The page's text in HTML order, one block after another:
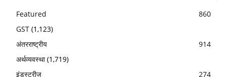
Featured
860
GST (1,123)
अंतरराष्ट्रीय
914
अर्थव्यवस्था(1,719)
इंडस्ट्रीज
274